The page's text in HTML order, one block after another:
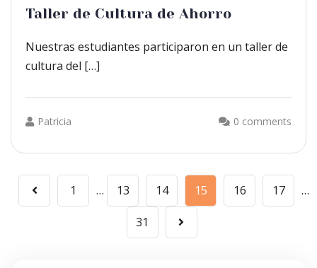
Taller de Cultura de Ahorro
Nuestras estudiantes participaron en un taller de
cultura del […]
Patricia 0 comments
1 … 13 14 15 16 17 …
31